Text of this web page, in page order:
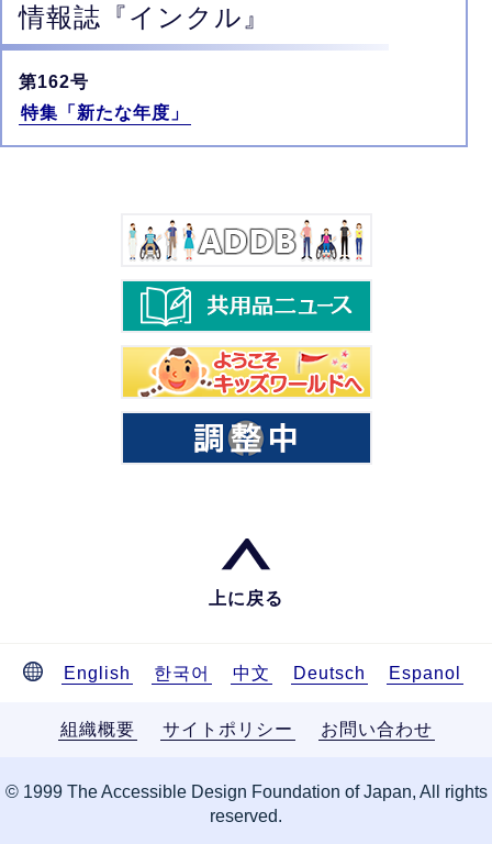
情報誌 『インクル』
第162号
特集「新たな年度」
上に戻る
English 한국어 中文 Deutsch Espanol
組織概要 サイトポリシー お問い合わせ
© 1999 The Accessible Design Foundation of Japan, All rights
reserved.